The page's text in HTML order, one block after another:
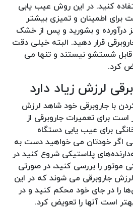
کنید. در این روش عیب یابی
برای اطمینان و تمیزی بیشتر
درآورده و بشورید و پس از خشک
قرار دهید. البته خیلی دقت
قابل شستشو نیستند و تنها می
کرد.
لرزش زیاد دارد
با جاروبرقی خود شاهد لرزش
است برای تعمیرات جاروبرقی از
برای عیب یابی دستگاه
اگر خودتان می خواهید دست به
پلاستیکی شروع کنید در
موتور را بررسی کنید، در صورتی
جاروبرقی می شوند که در این
را در جای خود محکم کنید و در
است آنها را تعویض کرد.